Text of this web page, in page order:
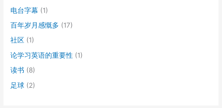
电台字幕 (1)
百年岁月感慨多 (17)
社区 (1)
论学习英语的重要性 (1)
读书 (8)
足球 (2)